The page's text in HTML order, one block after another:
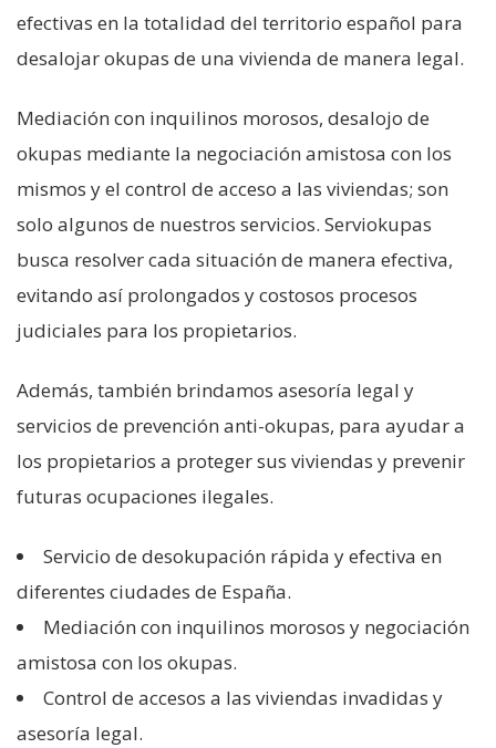
efectivas en la totalidad del territorio español para
desalojar okupas de una vivienda de manera legal.
Mediación con inquilinos morosos, desalojo de
okupas mediante la negociación amistosa con los
mismos y el control de acceso a las viviendas; son
solo algunos de nuestros servicios. Serviokupas
busca resolver cada situación de manera efectiva,
evitando así prolongados y costosos procesos
judiciales para los propietarios.
Además, también brindamos asesoría legal y
servicios de prevención anti-okupas, para ayudar a
los propietarios a proteger sus viviendas y prevenir
futuras ocupaciones ilegales.
Servicio de desokupación rápida y efectiva en
diferentes ciudades de España.
Mediación con inquilinos morosos y negociación
amistosa con los okupas.
Control de accesos a las viviendas invadidas y
asesoría legal.